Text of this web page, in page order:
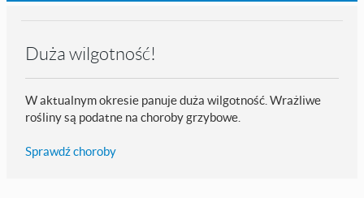
Duża wilgotność!
W aktualnym okresie panuje duża wilgotność. Wrażliwe
rośliny są podatne na choroby grzybowe.
Sprawdź choroby